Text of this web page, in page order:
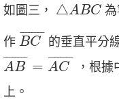
如圖三， △ABC
△ A BC為
作
¯¯¯¯¯¯¯¯
BC
BC¯
的垂直平分
¯¯¯¯¯¯¯¯
AB = ¯¯¯¯¯¯¯¯
AC
AB¯ C¯
，根據
上。